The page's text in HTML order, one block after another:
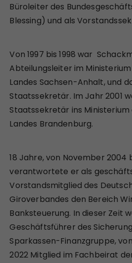
Büroleiter des
Blessing) und als
Von 1997 bis 1998 war
Abteilungsleiter im
Landes Sachsen-Anhalt, und
Staatssekretär. Im Jahr 2001
Staatssekretär ins Ministerium
Landes Brandenburg.
18 Jahre, von November 2004
verantwortete er als
Vorstandsmitglied des
Giroverbandes den Bereich
Banksteuerung. In dieser Zeit
Geschäftsführer des
Sparkassen-Finanzgruppe,
2022 Mitglied im Fachbeirat